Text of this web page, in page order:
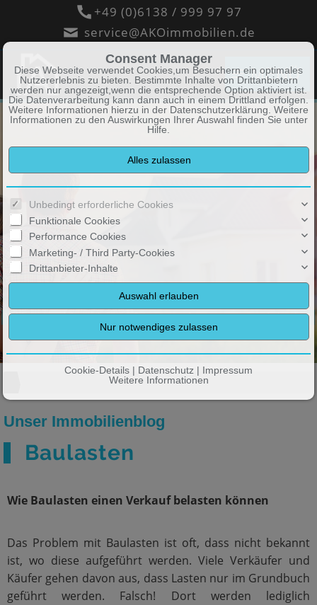
MENÜ
Zeit für das Wesentliche im Leben
Wir entlasten Sie auf ganzer Linie
+49 (0)6138 / 999 97 97
service@AKOimmobilien.de
Unser Immobilienblog
Baulasten
Wie Baulasten einen Verkauf belasten können
Das Problem mit Baulasten ist oft, dass nicht bekannt
ist, wo diese aufgeführt werden. Viele Verkäufer und
Käufer gehen davon aus, dass Lasten nur im Grundbuch
geführt werden. Falsch! Dort werden lediglich
Consent Manager
Diese Webseite verwendet Cookies,um Besuchern ein optimales
Nutzererlebnis zu bieten. Bestimmte Inhalte von Drittanbietern
werden nur angezeigt,wenn die entsprechende Option aktiviert ist.
Die Datenverarbeitung kann dann auch in einem Drittland erfolgen.
Weitere Informationen hierzu in der Datenschutzerklärung. Weitere
Informationen zu den Auswirkungen Ihrer Auswahl finden Sie unter
Hilfe
Unbedingt erforderliche Cookies
Funktionale Cookies
Performance Cookies
Marketing- / Third Party-Cookies
Drittanbieter-Inhalte
Cookie-Details | Datenschutz | Impressum
Weitere Informationen